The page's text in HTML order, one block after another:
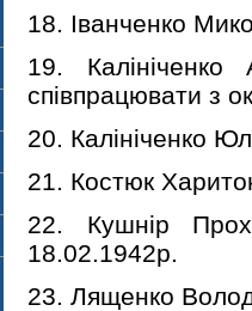
18. Іванченко
19.
співпрацювати з
20. Калініченко
21. Костюк
22. Кушнір
18.02.1942р.
23. Лященко